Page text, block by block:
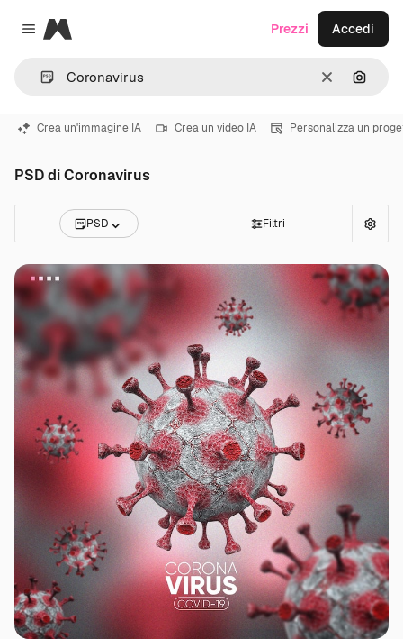
Close menu
Magnific
CancellaCerca
Prezzi Accedi
Crea un'immagine IA Crea un video IA Personalizza un
PSD di Coronavirus
PSD Filtri